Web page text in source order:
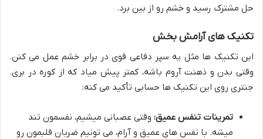
حل مشترک رسید و خشم رو از بین برد.
تکنیک های آرامش بخش
این تکنیک ها مثل یه سپر دفاعی قوی در برابر خشم عمل می کنن.
وقتی بدن و ذهنت آروم باشه، کمتر پیش میاد که از کوره در بری.
جنتری روی این تکنیک ها حسابی تأکید می کنه:
تمرینات تنفس عمیق: وقتی عصبانی میشیم، نفسمون تند
میشه. با نفس های عمیق و آرام، می تونیم ضربان قلبمون رو